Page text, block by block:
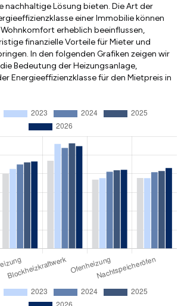
nachhaltige Lösung bieten. Die Art der
einer Immobilie können
erheblich beeinflussen,
finanzielle Vorteile für Mieter und
In den folgenden Grafiken zeigen wir
Bedeutung der Heizungsanlage,
Energieeffizienzklasse für den Mietpreis in